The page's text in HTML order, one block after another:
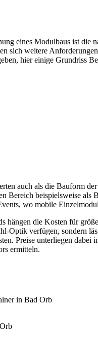
eines Modulbaus ist
sich weitere
hier einige Grundriss
auch als die Bauform
Bereich beispielsweise
wo mobile
hängen die Kosten für
Optik verfügen, sondern
Preise unterliegen
ermitteln.
in Bad Orb